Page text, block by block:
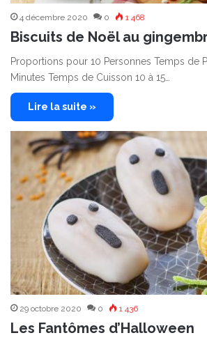
4 décembre 2020 0 1 468
Biscuits de Noël au
Proportions pour 10 Personnes Temps de
Minutes Temps de Cuisson 10 à 15…
Lire la suite »
29 octobre 2020 0 1 436
Les Fantômes d’Halloween